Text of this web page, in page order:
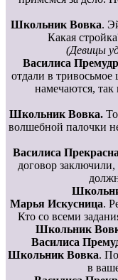
Школьник Вовка.
Какая
(Девицы
Василиса
отдали в
намечаются,
Школьник Вовка.
волшебной палочки
Василиса
договор
Марья Искусница.
Кто со всеми
Школьник
Василиса
Школьник Вовка.
в